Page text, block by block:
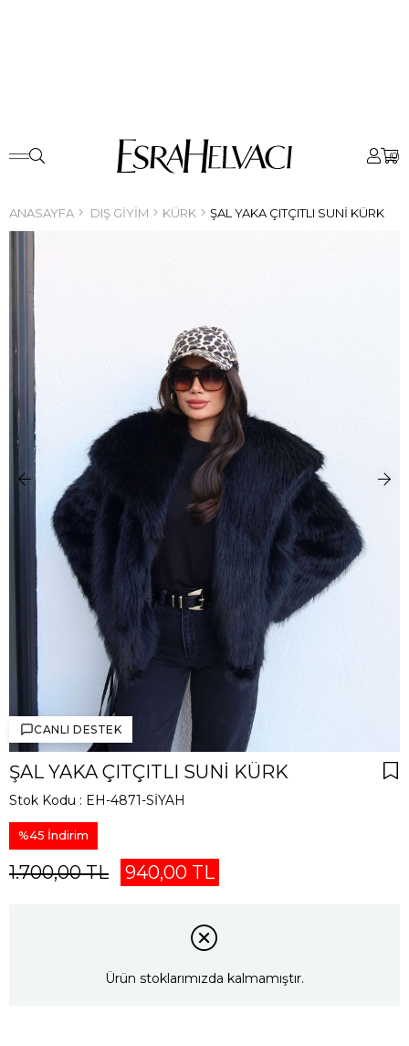
0
ANASAYFA DIŞ GIYIM KÜRK ŞAL YAKA ÇITÇITLI SUNI KÜRK
CANLI DESTEK
ŞAL YAKA ÇITÇITLI SUNI KÜRK
Stok Kodu EH-4871-SİYAH
%45 İndirim
1.700,00 TL 940,00 TL
Ürün stoklarımızda kalmamıştır.